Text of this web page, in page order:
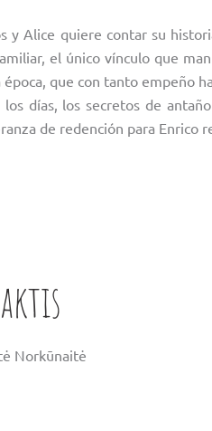
y Alice quiere contar su
el único vínculo que
época, que con tanto empeño
días, los secretos de
de redención para Enrico
Norkūnaitė